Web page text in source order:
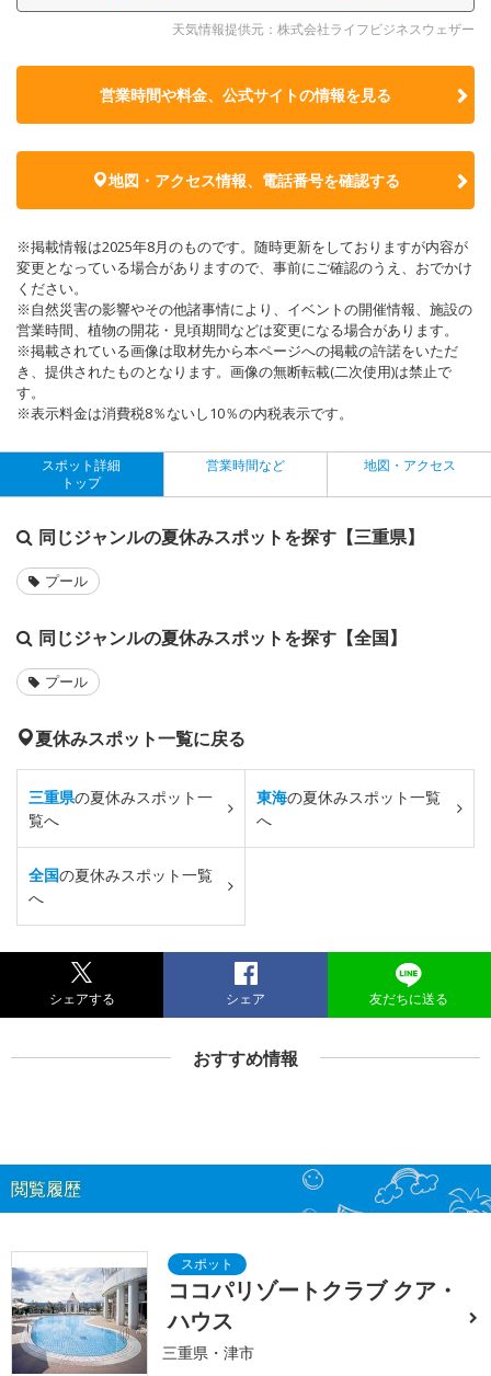
天気情報提供元：株式会社ライフビジネスウェザー
営業時間や料金、公式サイトの情報を見る
地図・アクセス情報、電話番号を確認する
※掲載情報は2025年8月のものです。随時更新をしておりますが内容が
変更となっている場合がありますので、事前にご確認のうえ、おでかけ
ください。
※自然災害の影響やその他諸事情により、イベントの開催情報、施設の
営業時間、植物の開花・見頃期間などは変更になる場合があります。
※掲載されている画像は取材先から本ページへの掲載の許諾をいただ
き、提供されたものとなります。画像の無断転載(二次使用)は禁止で
す。
※表示料金は消費税8％ないし10％の内税表示です。
スポット詳細
トップ
営業時間など 地図・アクセス
同じジャンルの夏休みスポットを探す【三重県】
プール
同じジャンルの夏休みスポットを探す【全国】
プール
夏休みスポット一覧に戻る
三重県の夏休みスポット一
覧へ
東海の夏休みスポット一覧
へ
全国の夏休みスポット一覧
へ
シェアする シェア 友だちに送る
おすすめ情報
閲覧履歴
ココパリゾートクラブ クア・
ハウス
三重県・津市